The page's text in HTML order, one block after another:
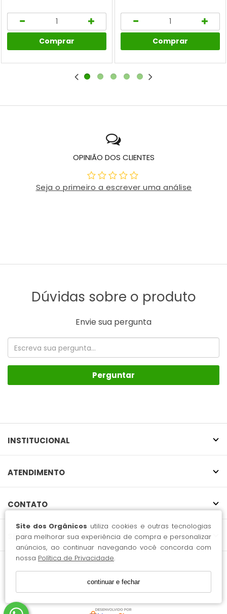
Site dos Orgânicos utiliza cookies e outras tecnologias
para melhorar sua experiência de compra e personalizar
anúncios, ao continuar navegando você concorda com
nossa Política de Privacidade.
continuar e fechar
Comprar Comprar
OPINIÃO DOS CLIENTES
Seja o primeiro a escrever uma análise
Dúvidas sobre o produto
Envie sua pergunta
Perguntar
INSTITUCIONAL
ATENDIMENTO
CONTATO
SELOS
51.497.622 Rafi Boudjikian / CNPJ: 51.497.622/0001-08